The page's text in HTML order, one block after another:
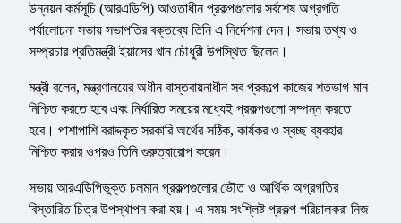
উন্নয়ন কর্মসূচি (আরএডিপি) আওতাধীন প্রকল্পগুলোর সর্বশেষ অগ্রগতি
পর্যালোচনা সভায় সভাপতির বক্তব্যে তিনি এ নির্দেশনা দেন। সভায় তথ্য ও
সম্প্রচার প্রতিমন্ত্রী ইয়াসের খান চৌধুরী উপস্থিত ছিলেন।
মন্ত্রী বলেন, মন্ত্রণালয়ের অধীন বাস্তবায়নাধীন সব প্রকল্পে কাজের শতভাগ মান
নিশ্চিত করতে হবে এবং নির্ধারিত সময়ের মধ্যেই প্রকল্পগুলো সম্পন্ন করতে
হবে। পাশাপাশি বরাদ্দকৃত সরকারি অর্থের সঠিক, কার্যকর ও স্বচ্ছ ব্যবহার
নিশ্চিত করার ওপরও তিনি গুরুত্বারোপ করেন।
সভায় আরএডিপিভুক্ত চলমান প্রকল্পগুলোর ভৌত ও আর্থিক অগ্রগতির
বিস্তারিত চিত্র উপস্থাপন করা হয়। এ সময় সংশ্লিষ্ট প্রকল্প পরিচালকরা নিজ